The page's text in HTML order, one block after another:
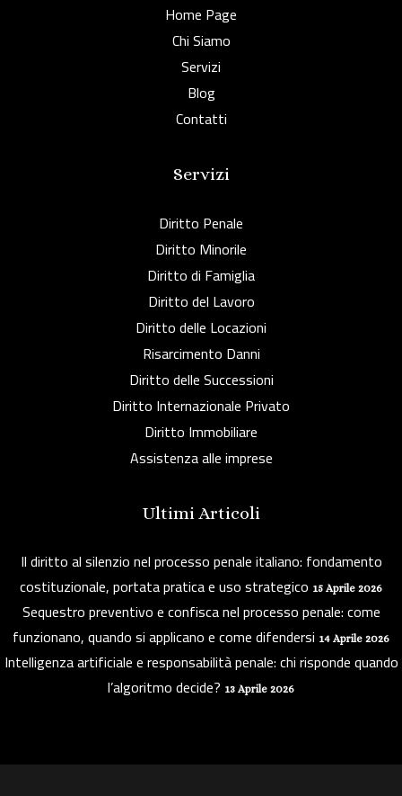
Home Page
Chi Siamo
Servizi
Blog
Contatti
Servizi
Diritto Penale
Diritto Minorile
Diritto di Famiglia
Diritto del Lavoro
Diritto delle Locazioni
Risarcimento Danni
Diritto delle Successioni
Diritto Internazionale Privato
Diritto Immobiliare
Assistenza alle imprese
Ultimi Articoli
Il diritto al silenzio nel processo penale italiano: fondamento
costituzionale, portata pratica e uso strategico 15 Aprile 2026
Sequestro preventivo e confisca nel processo penale: come
funzionano, quando si applicano e come difendersi 14 Aprile 2026
Intelligenza artificiale e responsabilità penale: chi risponde quando
l’algoritmo decide? 13 Aprile 2026